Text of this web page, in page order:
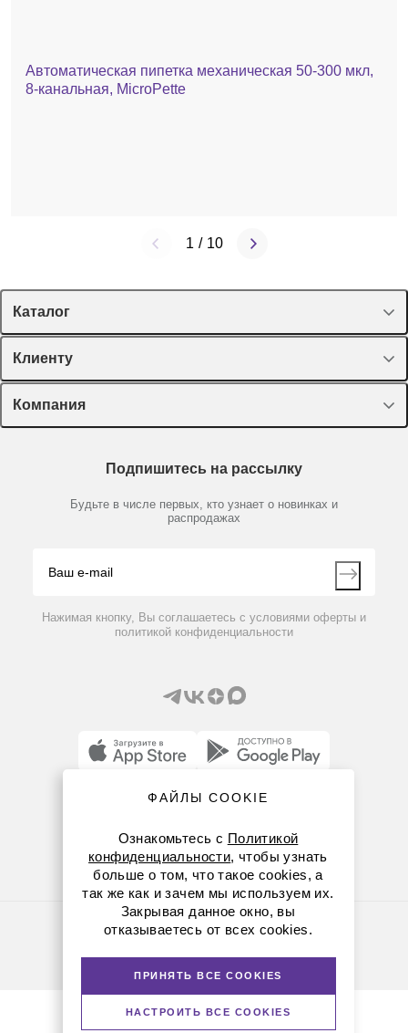
Автоматическая пипетка механическая 50-300 мкл,
8-канальная, MicroPette
1 / 10
Каталог
Спецпредложения
Оборудование, приборы
Пластик, стекло, принадлежности
Химические реактивы, препараты, наборы
Производители
Клиенту
Лекторий Диаэм
Доставка и оплата
Мобильное приложение
Компания
Партнеры
Контакты
Подпишитесь на рассылку
Будьте в числе первых, кто узнает о новинках и
распродажах
Нажимая кнопку, Вы соглашаетесь с условиями оферты и
политикой конфиденциальности
8 (800) 234-05-08
+7 (912) 658-76-06
ekb@dia-m.ru
Политика конфиденциальности
Версия для печати
ФАЙЛЫ COOKIE
Ознакомьтесь с Политикой
конфиденциальности, чтобы узнать
больше о том, что такое cookies, а
так же как и зачем мы используем их.
Закрывая данное окно, вы
отказываетесь от всех cookies.
ПРИНЯТЬ ВСЕ COOKIES
НАСТРОИТЬ ВСЕ COOKIES